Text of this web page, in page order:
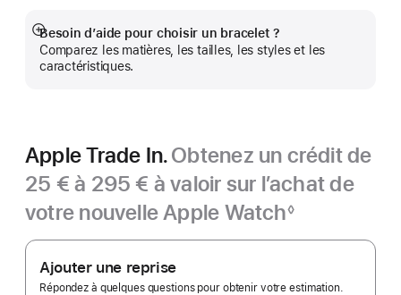
Besoin d’aide pour choisir un bracelet ?
Comparez les matières, les tailles, les styles et les
caractéristiques.
Afficher
plus
Apple Trade In.Obtenez un crédit de
25 € à 295 € à valoir sur l’achat de
votre nouvelle Apple Watch
de
de
page
◊
Apple
Trade In.
Ajouter une reprise
Répondez à quelques questions pour obtenir votre estimation.